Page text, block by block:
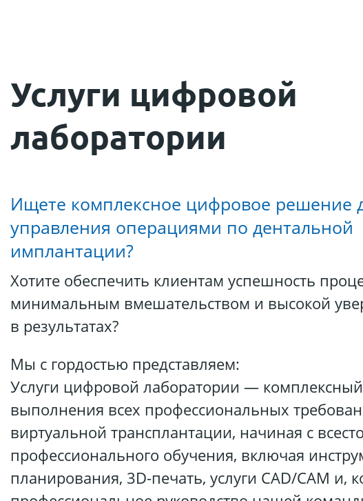
Услуги цифровой
лаборатории
Ищете комплексное цифровое решение
управления операциями по дентальной
имплантации?
Хотите обеспечить клиентам успешность
минимальным вмешательством и высокой
в результатах?
Мы с гордостью представляем:
Услуги цифровой лаборатории — комплексный
выполнения всех профессиональных
виртуальной трансплантации, начиная с
профессионального обучения, включая
планирования, 3D-печать, услуги CAD/CAM и,